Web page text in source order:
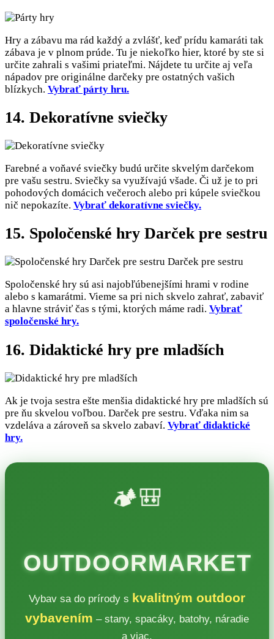
Hry a zábavu ma rád každý a zvlášť, keď prídu kamaráti tak
zábava je v plnom prúde. Tu je niekoľko hier, ktoré by ste si
určite zahrali s vašimi priateľmi. Nájdete tu určite aj veľa
nápadov pre originálne darčeky pre ostatných vašich
blízkych. Vybrať párty hru.
14. Dekoratívne sviečky
Farebné a voňavé sviečky budú určite skvelým darčekom
pre vašu sestru. Sviečky sa využívajú všade. Či už je to pri
pohodových domácich večeroch alebo pri kúpele sviečkou
nič nepokazíte. Vybrať dekoratívne sviečky.
15. Spoločenské hry Darček pre sestru
Spoločenské hry sú asi najobľúbenejšími hrami v rodine
alebo s kamarátmi. Vieme sa pri nich skvelo zahrať, zabaviť
a hlavne stráviť čas s tými, ktorých máme radi. Vybrať
spoločenské hry.
16. Didaktické hry pre mladších
Ak je tvoja sestra ešte menšia didaktické hry pre mladších sú
pre ňu skvelou voľbou. Darček pre sestru. Vďaka nim sa
vzdeláva a zároveň sa skvelo zabaví. Vybrať didaktické
hry.
🏕️🎒
OUTDOORMARKET
Vybav sa do prírody s kvalitným outdoor
vybavením – stany, spacáky, batohy, náradie
a viac.